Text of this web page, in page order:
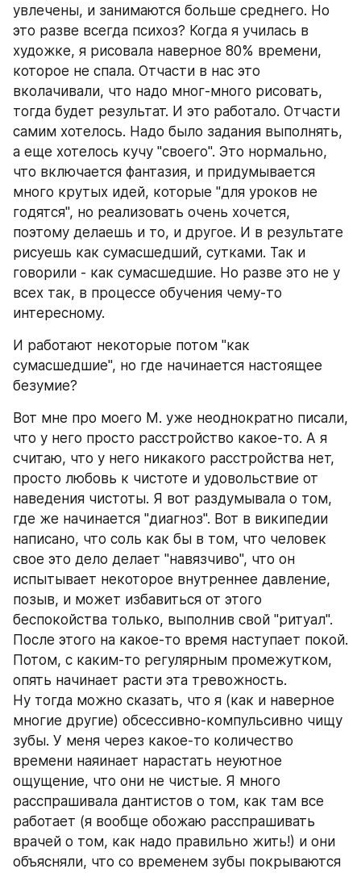
увлечены, и занимаются больше среднего. Но
это разве всегда психоз? Когда я училась в
художке, я рисовала наверное 80% времени,
которое не спала. Отчасти в нас это
вколачивали, что надо мног-много рисовать,
тогда будет результат. И это работало. Отчасти
самим хотелось. Надо было задания выполнять,
а еще хотелось кучу "своего". Это нормально,
что включается фантазия, и придумывается
много крутых идей, которые "для уроков не
годятся", но реализовать очень хочется,
поэтому делаешь и то, и другое. И в результате
рисуешь как сумасшедший, сутками. Так и
говорили - как сумасшедшие. Но разве это не у
всех так, в процессе обучения чему-то
интересному.
И работают некоторые потом "как
сумасшедшие", но где начинается настоящее
безумие?
Вот мне про моего М. уже неоднократно писали,
что у него просто расстройство какое-то. А я
считаю, что у него никакого расстройства нет,
просто любовь к чистоте и удовольствие от
наведения чистоты. Я вот раздумывала о том,
где же начинается "диагноз". Вот в википедии
написано, что соль как бы в том, что человек
свое это дело делает "навязчиво", что он
испытывает некоторое внутреннее давление,
позыв, и может избавиться от этого
беспокойства только, выполнив свой "ритуал".
После этого на какое-то время наступает покой.
Потом, с каким-то регулярным промежутком,
опять начинает расти эта тревожность.
Ну тогда можно сказать, что я (как и наверное
многие другие) обсессивно-компульсивно чищу
зубы. У меня через какое-то количество
времени наяинает нарастать неуютное
ощущение, что они не чистые. Я много
расспрашивала дантистов о том, как там все
работает (я вообще обожаю расспрашивать
врачей о том, как надо правильно жить!) и они
объясняли, что со временем зубы покрываются